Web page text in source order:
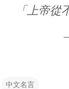
「上帝
中文名言